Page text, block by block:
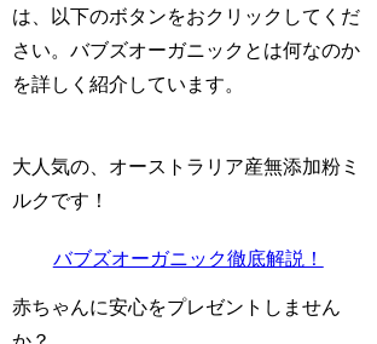
は、以下のボタンをおクリックしてくだ
さい。バブズオーガニックとは何なのか
を詳しく紹介しています。
大人気の、オーストラリア産無添加粉ミ
ルクです！
バブズオーガニック徹底解説！
赤ちゃんに安心をプレゼントしません